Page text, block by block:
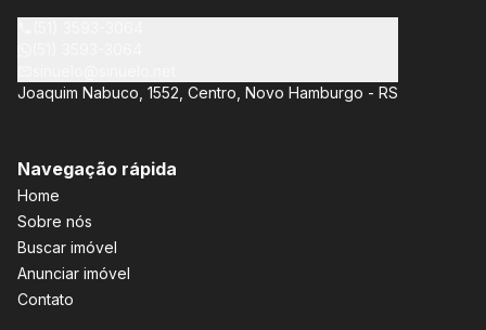
Joaquim Nabuco, 1552, Centro, Novo Hamburgo - RS
Navegação rápida
Home
Sobre nós
Buscar imóvel
Anunciar imóvel
Contato